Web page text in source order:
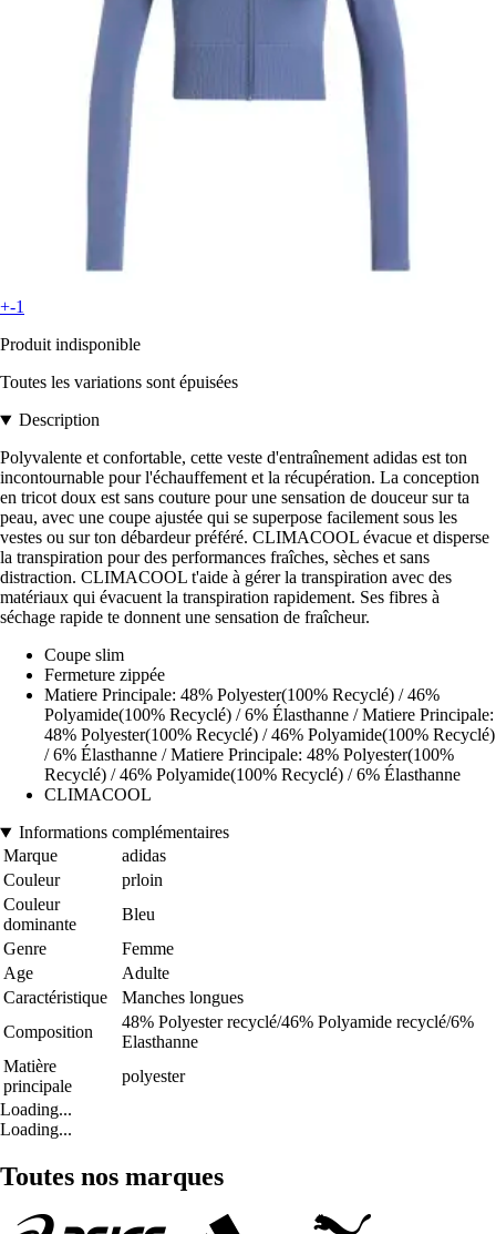
+-1
Produit indisponible
Toutes les variations sont épuisées
Description
Polyvalente et confortable, cette veste d'entraînement adidas est ton
incontournable pour l'échauffement et la récupération. La conception
en tricot doux est sans couture pour une sensation de douceur sur ta
peau, avec une coupe ajustée qui se superpose facilement sous les
vestes ou sur ton débardeur préféré. CLIMACOOL évacue et disperse
la transpiration pour des performances fraîches, sèches et sans
distraction. CLIMACOOL t'aide à gérer la transpiration avec des
matériaux qui évacuent la transpiration rapidement. Ses fibres à
séchage rapide te donnent une sensation de fraîcheur.
Coupe slim
Fermeture zippée
Matiere Principale: 48% Polyester(100% Recyclé) / 46%
Polyamide(100% Recyclé) / 6% Élasthanne / Matiere Principale:
48% Polyester(100% Recyclé) / 46% Polyamide(100% Recyclé)
/ 6% Élasthanne / Matiere Principale: 48% Polyester(100%
Recyclé) / 46% Polyamide(100% Recyclé) / 6% Élasthanne
CLIMACOOL
Informations complémentaires
Marque
adidas
Couleur
prloin
Couleur
dominante
Bleu
Genre
Femme
Age
Adulte
Caractéristique
Manches longues
Composition
48% Polyester recyclé/46% Polyamide recyclé/6%
Elasthanne
Matière
principale
polyester
Loading...
Loading...
Toutes nos marques